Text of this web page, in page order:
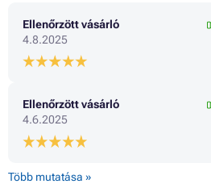
Ellenőrzött vásárló
4.8.2025
Ellenőrzött vásárló
4.6.2025
Több mutatása »